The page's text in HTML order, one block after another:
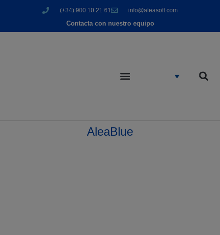
(+34) 900 10 21 61 info@aleasoft.com
Contacta con nuestro equipo
AleaBlue